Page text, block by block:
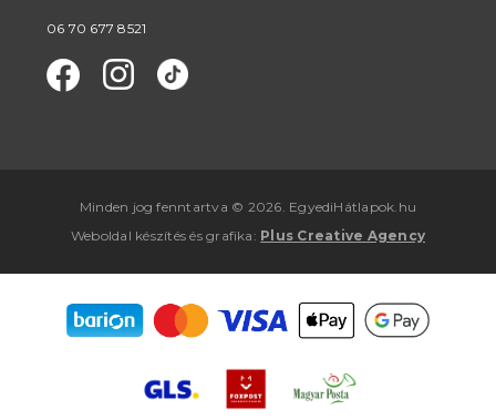
06 70 677 8521
Minden jog fenntartva © 2026. EgyediHátlapok.hu
Weboldal készítés ésgrafika : Plus Creative Agency